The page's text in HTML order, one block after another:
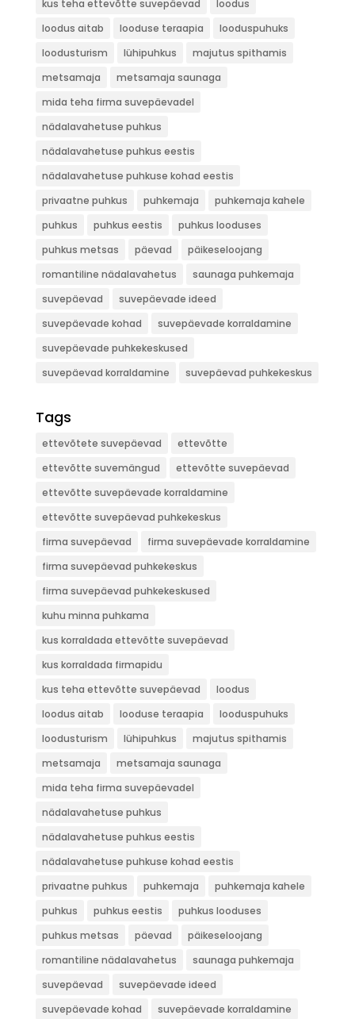
kus teha ettevõtte suvepäevad
loodus
loodus aitab
looduse teraapia
looduspuhuks
loodusturism
lühipuhkus
majutus spithamis
metsamaja
metsamaja saunaga
mida teha firma suvepäevadel
nädalavahetuse puhkus
nädalavahetuse puhkus eestis
nädalavahetuse puhkuse kohad eestis
privaatne puhkus
puhkemaja
puhkemaja kahele
puhkus
puhkus eestis
puhkus looduses
puhkus metsas
päevad
päikeseloojang
romantiline nädalavahetus
saunaga puhkemaja
suvepäevad
suvepäevade ideed
suvepäevade kohad
suvepäevade korraldamine
suvepäevade puhkekeskused
suvepäevad korraldamine
suvepäevad puhkekeskus
Tags
ettevõtete suvepäevad
ettevõtte
ettevõtte suvemängud
ettevõtte suvepäevad
ettevõtte suvepäevade korraldamine
ettevõtte suvepäevad puhkekeskus
firma suvepäevad
firma suvepäevade korraldamine
firma suvepäevad puhkekeskus
firma suvepäevad puhkekeskused
kuhu minna puhkama
kus korraldada ettevõtte suvepäevad
kus korraldada firmapidu
kus teha ettevõtte suvepäevad
loodus
loodus aitab
looduse teraapia
looduspuhuks
loodusturism
lühipuhkus
majutus spithamis
metsamaja
metsamaja saunaga
mida teha firma suvepäevadel
nädalavahetuse puhkus
nädalavahetuse puhkus eestis
nädalavahetuse puhkuse kohad eestis
privaatne puhkus
puhkemaja
puhkemaja kahele
puhkus
puhkus eestis
puhkus looduses
puhkus metsas
päevad
päikeseloojang
romantiline nädalavahetus
saunaga puhkemaja
suvepäevad
suvepäevade ideed
suvepäevade kohad
suvepäevade korraldamine